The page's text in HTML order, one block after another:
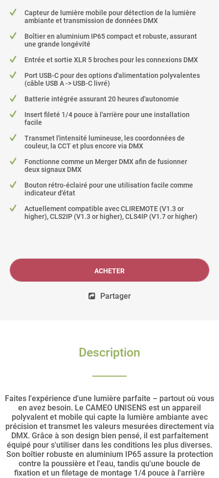
Capteur de lumière mobile pour détection de la lumière
ambiante et transmission de données DMX
Boîtier en aluminium IP65 compact et robuste, assurant
une grande longévité
Entrée et sortie XLR 5 broches pour les connexions DMX
Port USB-C pour des options d'alimentation polyvalentes
(câble USB A -> USB-C livré)
Batterie intégrée assurant 20 heures d'autonomie
Insert fileté 1/4 pouce à l'arrière pour une installation
facile
Transmet l'intensité lumineuse, les coordonnées de
couleur, la CCT et plus encore via DMX
Fonctionne comme un Merger DMX afin de fusionner
deux signaux DMX
Bouton rétro-éclairé pour une utilisation facile comme
indicateur d'état
Actuellement compatible avec CLIREMOTE (V1.3 or
higher), CLS2IP (V1.3 or higher), CLS4IP (V1.7 or higher)
ACHETER
Partager
Description
Faites l'expérience d'une lumière parfaite – partout où vous
en avez besoin. Le CAMEO UNISENS est un appareil
polyvalent et mobile qui capte la lumière ambiante avec
précision et transmet les valeurs mesurées directement via
DMX. Grâce à son design bien pensé, il est parfaitement
équipé pour s'utiliser dans les conditions les plus diverses.
Son boîtier robuste en aluminium IP65 assure la protection
contre la poussière et l'eau, tandis qu'une boucle de
fixation et un filetage de montage 1/4 pouce à l'arrière